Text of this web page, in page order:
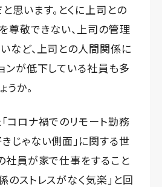
思います。とくに上司との
尊敬できない、上司の管理
など、上司との人間関係に
ンが低下している社員も多
か。
コロナ禍でのリモート勤務
じゃない側面」に関する世
社員が家で仕事をすること
のストレスがなく気楽」と回